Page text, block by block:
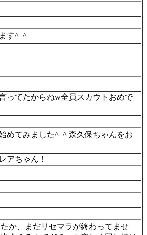
す^_^
ってたからねw全員スカウトおめで
めてみました^_^ 森久保ちゃんをお
アちゃん！
か、まだリセマラが終わってませ